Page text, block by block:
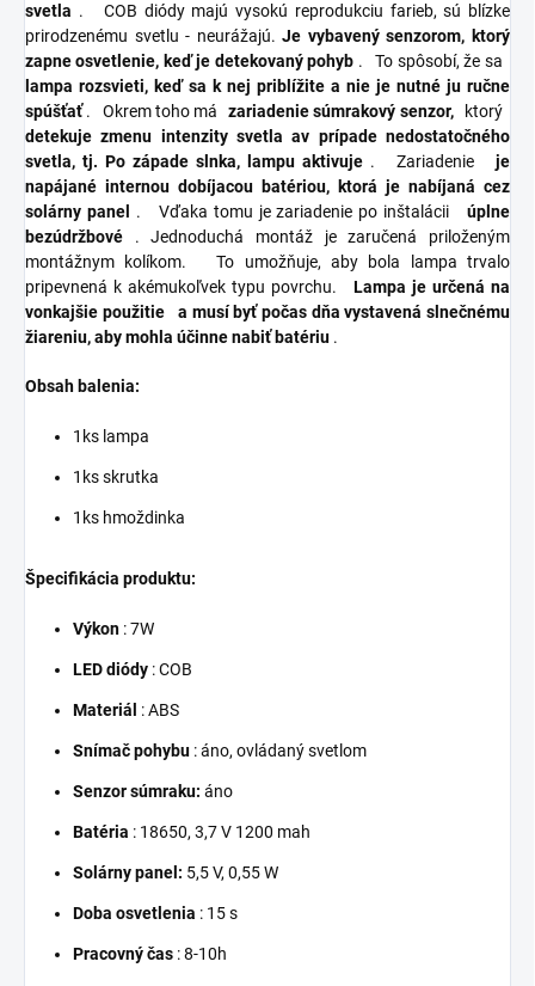
svetla .
COB diódy majú vysokú reprodukciu farieb, sú blízke
prirodzenému svetlu - neurážajú. Je vybavený senzorom, ktorý
zapne osvetlenie, keď je detekovaný pohyb .
To spôsobí, že sa
lampa rozsvieti, keď sa k nej priblížite a nie je nutné ju ručne
spúšťať. Okrem toho má zariadenie súmrakový senzor,
ktorý
detekuje zmenu intenzity svetla av prípade nedostatočného
svetla, tj. Po západe slnka, lampu aktivuje . Zariadenie
je
napájané internou dobíjacou batériou, ktorá je nabíjaná cez
solárny panel
. Vďaka tomu je zariadenie po inštalácii
úplne
bezúdržbové . Jednoduchá
montáž je zaručená priloženým
montážnym kolíkom.
To umožňuje, aby bola lampa trvalo
pripevnená k akémukoľvek typu povrchu.
Lampa je určená na
vonkajšie použitie
a musí byť počas dňa vystavená slnečnému
žiareniu, aby mohla účinne nabiť batériu .
Obsah balenia:
1ks lampa
1ks skrutka
1ks hmoždinka
Špecifikácia produktu:
Výkon : 7W
LED diódy : COB
Materiál : ABS
Snímač pohybu : áno, ovládaný svetlom
Senzor súmraku: áno
Batéria : 18650, 3,7 V 1200 mah
Solárny panel: 5,5 V, 0,55 W
Doba osvetlenia : 15 s
Pracovný čas : 8-10h